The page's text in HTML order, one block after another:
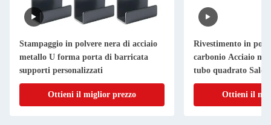
Stampaggio in polvere nera di acciaio
metallo U forma porta di barricata
supporti personalizzati
Ottieni il miglior prezzo
Rivestimento in
carbonio Acciaio
tubo quadrato
retto Sostituzione di
Ottieni il